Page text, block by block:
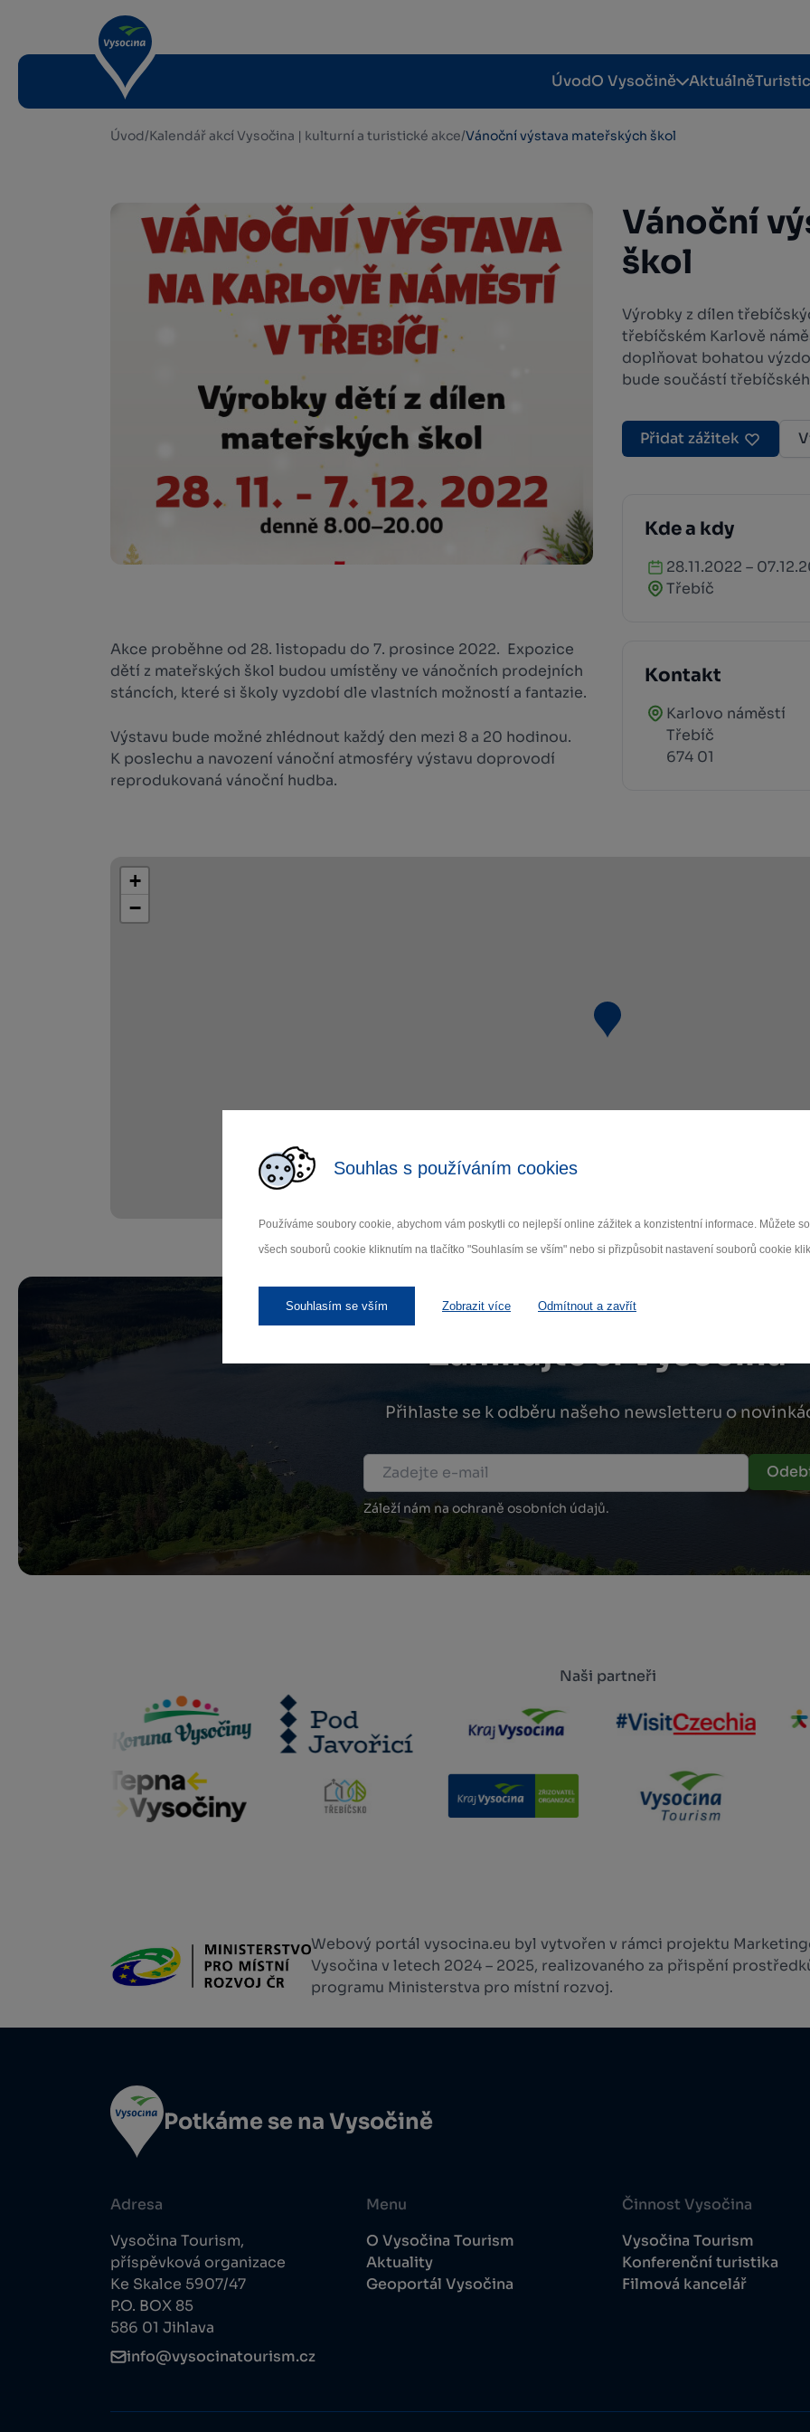
Souhlas s používáním cookies
Používáme soubory cookie, abychom vám poskytli co nejlepší online zážitek a konzistentní informace. Můžete
všech souborů cookie kliknutím na tlačítko "Souhlasím se vším" nebo si přizpůsobit nastavení souborů cookie
Souhlasím se vším Zobrazit více Odmítnout a zavřít
ÚvodO Vysočině Aktuálně
Úvod/Kalendář akcí Vysočina | kulturní a turistické akce/Vánoční výstava mateřských škol
Vánoční
škol
Výrobky z dílen
třebíčském Karlově
doplňovat bohatou
bude součástí
Přidat zážitek
Kde a kdy
28.11.2022 –
Třebíč
Kontakt
Karlovo náměstí
Třebíč
674 01
Akce proběhne od 28. listopadu do 7. prosince 2022. Expozice
dětí z mateřských škol budou umístěny ve vánočních prodejních
stáncích, které si školy vyzdobí dle vlastních možností a fantazie.
Výstavu bude možné zhlédnout každý den mezi 8 a 20 hodinou.
K poslechu a navození vánoční atmosféry výstavu doprovodí
reprodukovaná vánoční hudba.
+
−
Zamilujte si Vysočinu
Přihlaste se k odběru našeho newsletteru o
Záleží nám na ochraně osobních údajů.
Naši partneři
Webový portál vysocina.eu byl vytvořen v rámci projektu
Vysočina v letech 2024 – 2025, realizovaného za přispění
programu Ministerstva pro místní rozvoj.
Potkáme se na Vysočině
Adresa
Vysočina Tourism,
příspěvková organizace
Ke Skalce 5907/47
P.O. BOX 85
586 01 Jihlava
info@vysocinatourism.cz
Menu
O Vysočina Tourism
Aktuality
Geoportál Vysočina
Činnost Vysočina
Vysočina Tourism
Konferenční turistika
Filmová kancelář